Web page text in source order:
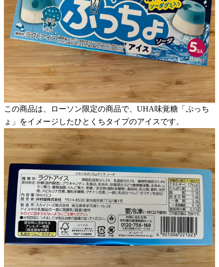
この商品は、ローソン限定の商品で、UHA味覚糖「ぷっち
ょ」をイメージしたひとくちタイプのアイスです。